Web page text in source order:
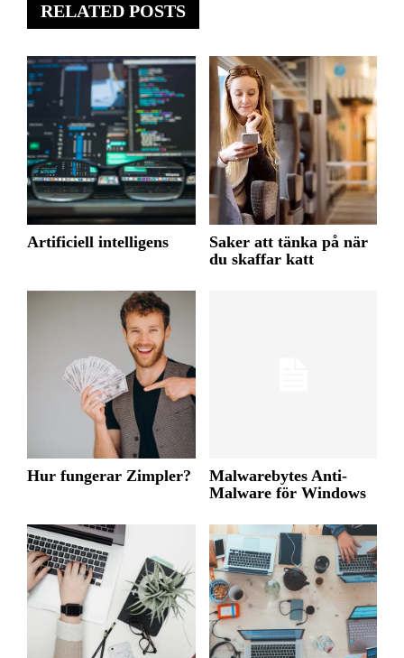
RELATED POSTS
Artificiell intelligens
Saker att tänka på när
du skaffar katt
Hur fungerar Zimpler?
Malwarebytes Anti-
Malware för Windows